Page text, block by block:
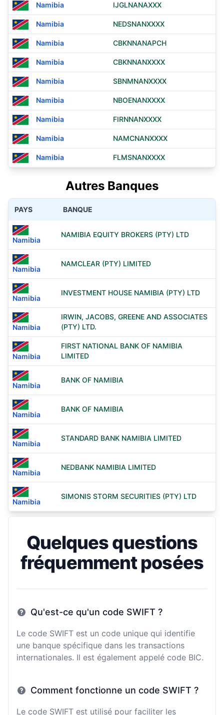
Namibia IJGLNANAXXX
Namibia NEDSNANXXXX
Namibia CBKNNANAPCH
Namibia CBKNNANXXXX
Namibia SBNMNANXXXX
Namibia NBOENANXXXX
Namibia FIRNNANXXXX
Namibia NAMCNANXXXX
Namibia FLMSNANXXXX
Autres Banques
PAYS BANQUE
Namibia
NAMIBIA EQUITY BROKERS (PTY) LTD
Namibia
NAMCLEAR (PTY) LIMITED
Namibia
INVESTMENT HOUSE NAMIBIA (PTY) LTD
Namibia
IRWIN, JACOBS, GREENE AND ASSOCIATES
(PTY) LTD.
Namibia
FIRST NATIONAL BANK OF NAMIBIA
LIMITED
Namibia
BANK OF NAMIBIA
Namibia
BANK OF NAMIBIA
Namibia
STANDARD BANK NAMIBIA LIMITED
Namibia
NEDBANK NAMIBIA LIMITED
Namibia
SIMONIS STORM SECURITIES (PTY) LTD
Quelques questions
fréquemment posées
Qu'est-ce qu'un code SWIFT ?
Le code SWIFT est un code unique qui identifie
une banque spécifique dans les transactions
internationales. Il est également appelé code BIC.
Comment fonctionne un code SWIFT ?
Le code SWIFT est utilisé pour faciliter les